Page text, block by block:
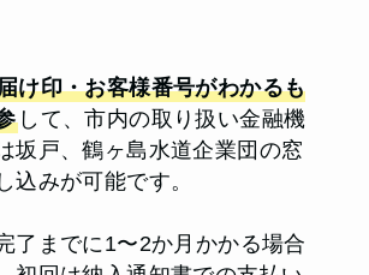
け印・お客様番号がわかるも
して、市内の取り扱い金融機
坂戸、鶴ヶ島水道企業団の窓
込みが可能です。
了までに1〜2か月かかる場合